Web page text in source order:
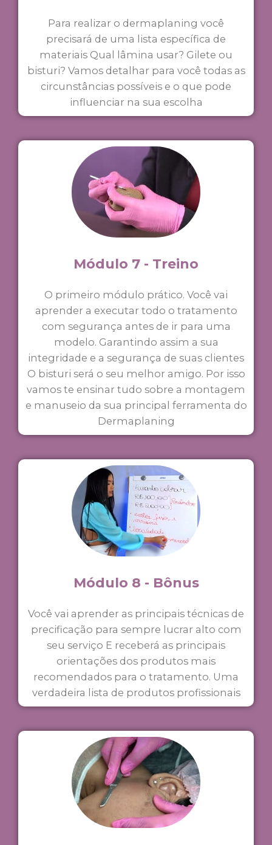
Para realizar o dermaplaning você
precisará de uma lista específica de
materiais Qual lâmina usar? Gilete ou
bisturi? Vamos detalhar para você todas as
circunstâncias possíveis e o que pode
influenciar na sua escolha
Módulo 7 - Treino
O primeiro módulo prático. Você vai
aprender a executar todo o tratamento
com segurança antes de ir para uma
modelo. Garantindo assim a sua
integridade e a segurança de suas clientes
O bisturi será o seu melhor amigo. Por isso
vamos te ensinar tudo sobre a montagem
e manuseio da sua principal ferramenta do
Dermaplaning
Módulo 8 - Bônus
Você vai aprender as principais técnicas de
precificação para sempre lucrar alto com
seu serviço E receberá as principais
orientações dos produtos mais
recomendados para o tratamento. Uma
verdadeira lista de produtos profissionais